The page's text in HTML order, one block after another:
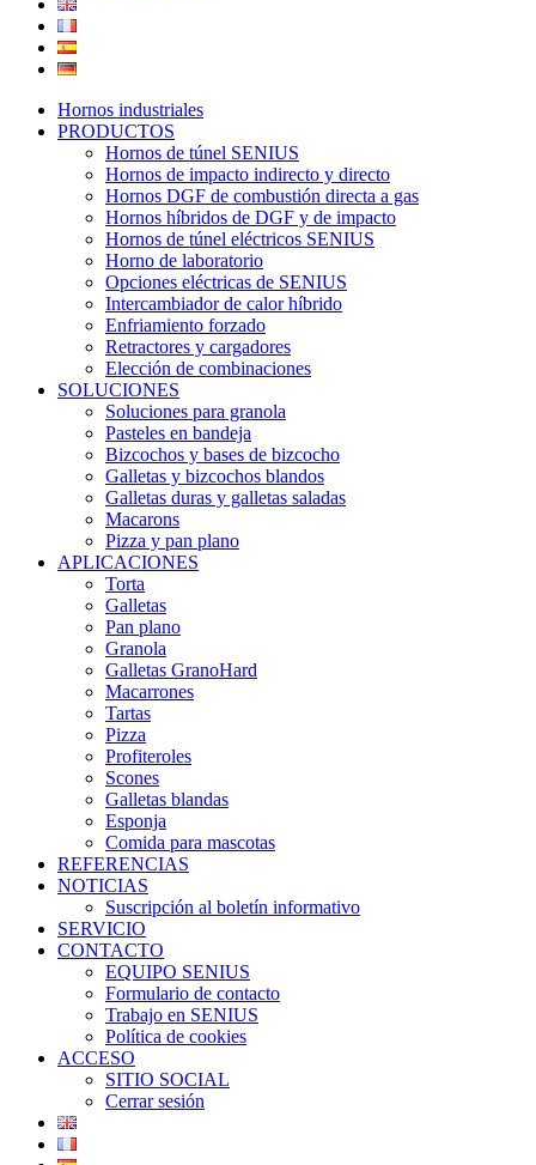
Hornos industriales
PRODUCTOS
Hornos de túnel SENIUS
Hornos de impacto indirecto y directo
Hornos DGF de combustión directa a gas
Hornos híbridos de DGF y de impacto
Hornos de túnel eléctricos SENIUS
Horno de laboratorio
Opciones eléctricas de SENIUS
Intercambiador de calor híbrido
Enfriamiento forzado
Retractores y cargadores
Elección de combinaciones
SOLUCIONES
Soluciones para granola
Pasteles en bandeja
Bizcochos y bases de bizcocho
Galletas y bizcochos blandos
Galletas duras y galletas saladas
Macarons
Pizza y pan plano
APLICACIONES
Torta
Galletas
Pan plano
Granola
Galletas GranoHard
Macarrones
Tartas
Pizza
Profiteroles
Scones
Galletas blandas
Esponja
Comida para mascotas
REFERENCIAS
NOTICIAS
Suscripción al boletín informativo
SERVICIO
CONTACTO
EQUIPO SENIUS
Formulario de contacto
Trabajo en SENIUS
Política de cookies
ACCESO
SITIO SOCIAL
Cerrar sesión